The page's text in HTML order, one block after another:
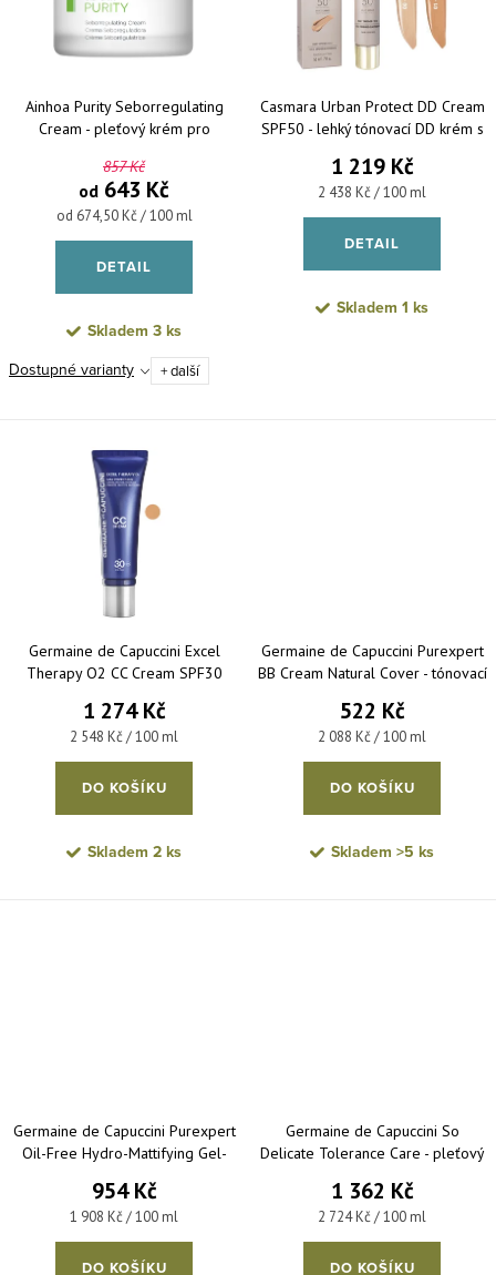
Ainhoa Purity Seborregulating
Cream - pleťový krém pro
857 Kč
od 643 Kč
Měrná cena:
od 674,50 Kč / 100 ml
DETAIL
Skladem 3 ks
Dostupné varianty + další
Casmara Urban Protect DD Cream
SPF50 - lehký tónovací DD krém s
1 219 Kč
Měrná cena:
2 438 Kč / 100 ml
DETAIL
Skladem 1 ks
Germaine de Capuccini Excel
Therapy O2 CC Cream SPF30
schopností béžový 50 ml
1 274 Kč
Měrná cena:
2 548 Kč / 100 ml
DO KOŠÍKU
Skladem 2 ks
Germaine de Capuccini Purexpert
BB Cream Natural Cover - tónovací
522 Kč
Měrná cena:
2 088 Kč / 100 ml
DO KOŠÍKU
Skladem >5 ks
Germaine de Capuccini Purexpert
Oil-Free Hydro-Mattifying Gel-
pro mastnou pleť 50 ml
954 Kč
Měrná cena:
1 908 Kč / 100 ml
DO KOŠÍKU
Germaine de Capuccini So
Delicate Tolerance Care - pleťový
pleť 50 ml
1 362 Kč
Měrná cena:
2 724 Kč / 100 ml
DO KOŠÍKU